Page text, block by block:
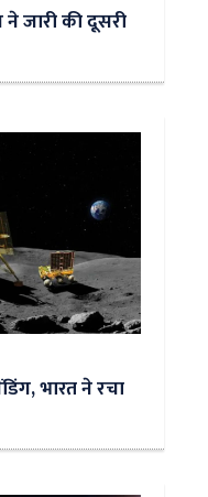
जारी की दूसरी
भारत ने रचा